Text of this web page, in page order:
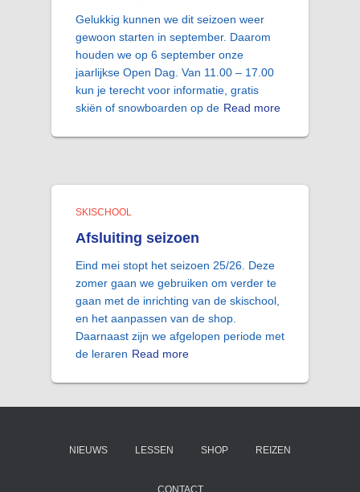
Gelukkig kunnen we dit seizoen weer
gewoon starten in september. Daarom
houden we op 6 september onze
jaarlijkse Open Dag. Van 11.00 – 17.00
kun je terecht voor informatie, gratis
skiën of snowboarden op de Read more
SKISCHOOL
Afsluiting seizoen
Eind mei stopt het seizoen 25/26. Deze
zomer gaan we gebruiken om verder te
gaan met de inrichting van de skischool,
en het aanpassen van de shop.
Daarnaast zijn we afgelopen periode met
de leraren Read more
NIEUWS LESSEN SHOP REIZEN
CONTACT